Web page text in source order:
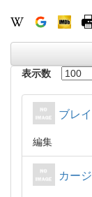
表示数
ブレ
編集
カー